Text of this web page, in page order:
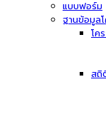
แบบฟอร์ม
ฐานข้อมูล
โค
สถิ